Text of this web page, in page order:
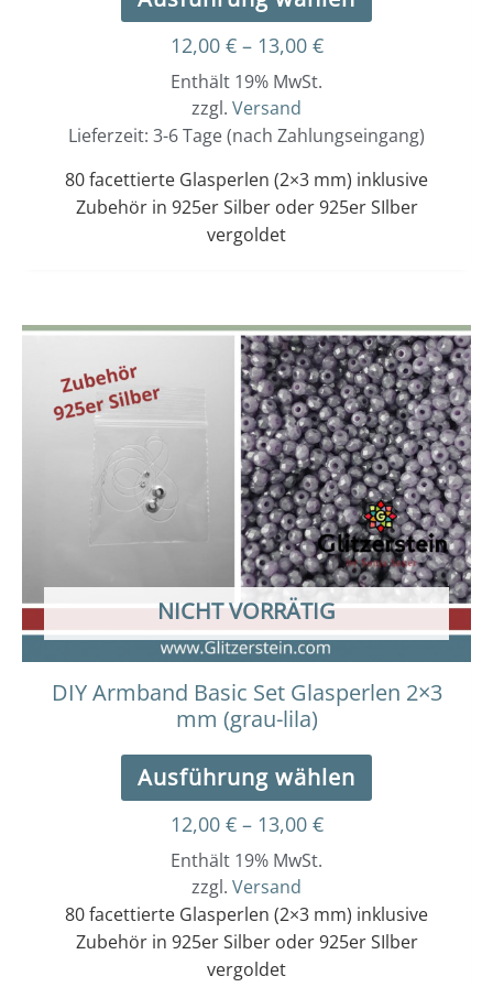
12,00 € – 13,00 €
Enthält 19% MwSt.
zzgl. Versand
Lieferzeit: 3-6 Tage (nach Zahlungseingang)
80 facettierte Glasperlen (2×3 mm) inklusive
Zubehör in 925er Silber oder 925er SIlber
vergoldet
NICHT VORRÄTIG
DIY Armband Basic Set Glasperlen 2×3
mm (grau-lila)
Ausführung wählen
Dieses
Produkt
weist
mehrere
Varianten
auf.
Die
Optionen
können
auf
der
werden
12,00 € – 13,00 €
Preisspanne:
12,00 €
bis
13,00 €
Enthält 19% MwSt.
zzgl. Versand
80 facettierte Glasperlen (2×3 mm) inklusive
Zubehör in 925er Silber oder 925er SIlber
vergoldet